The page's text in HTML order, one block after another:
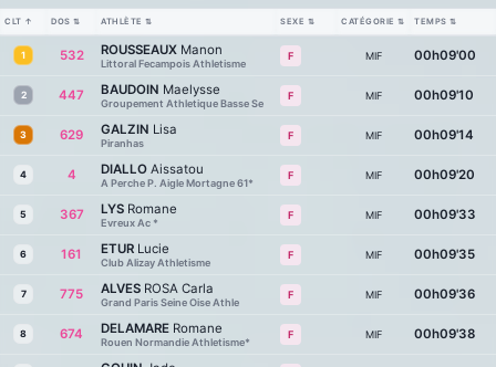
CLT ↑ DOS ⇅ ATHLÈTE ⇅ SEXE ⇅ CATÉGORIE ⇅ TEMPS ⇅
1 532 ROUSSEAUX Manon
Littoral Fecampois Athletisme
F MIF 00h09'00
2 447 BAUDOIN Maelysse
Groupement Athletique Basse Se
F MIF 00h09'10
3 629 GALZIN Lisa
Piranhas
F MIF 00h09'14
4 4 DIALLO Aissatou
A Perche P. Aigle Mortagne 61*
F MIF 00h09'20
5 367 LYS Romane
Evreux Ac *
F MIF 00h09'33
6 161 ETUR Lucie
Club Alizay Athletisme
F MIF 00h09'35
7 775 ALVES ROSA Carla
Grand Paris Seine Oise Athle
F MIF 00h09'36
8 674 DELAMARE Romane
Rouen Normandie Athletisme*
F MIF 00h09'38